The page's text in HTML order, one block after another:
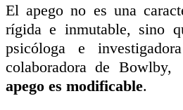
El apego no es una
rígida e inmutable, sino
psicóloga e
colaboradora de
apego es modificable.